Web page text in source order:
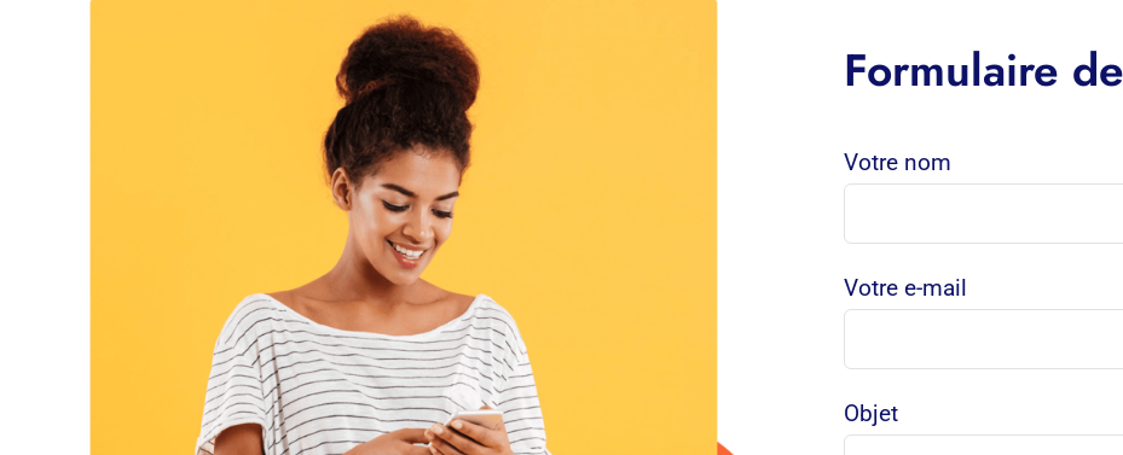
Formulaire
Votre nom
Votre e-mail
Objet